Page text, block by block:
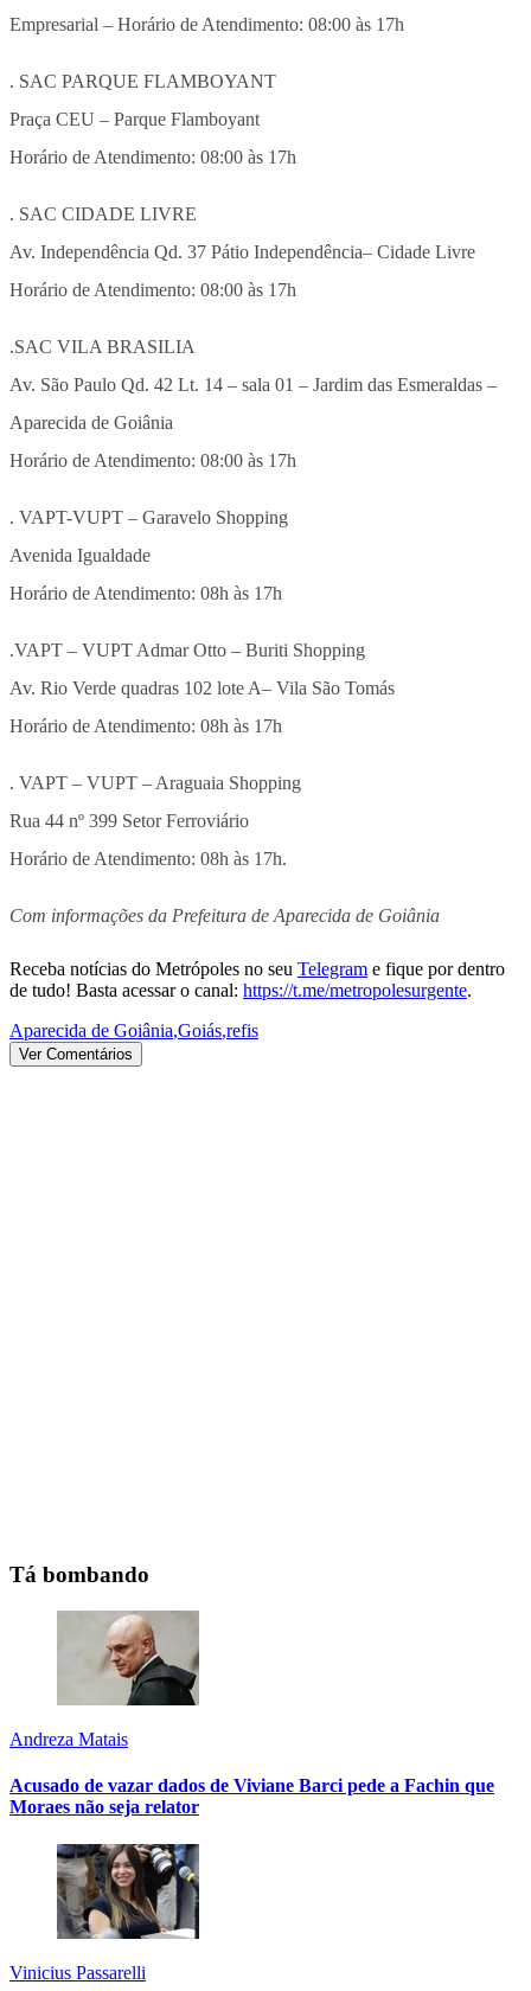
Empresarial – Horário de Atendimento: 08:00 às 17h
. SAC PARQUE FLAMBOYANT
Praça CEU – Parque Flamboyant
Horário de Atendimento: 08:00 às 17h
. SAC CIDADE LIVRE
Av. Independência Qd. 37 Pátio Independência– Cidade Livre
Horário de Atendimento: 08:00 às 17h
.SAC VILA BRASILIA
Av. São Paulo Qd. 42 Lt. 14 – sala 01 – Jardim das Esmeraldas –
Aparecida de Goiânia
Horário de Atendimento: 08:00 às 17h
. VAPT-VUPT – Garavelo Shopping
Avenida Igualdade
Horário de Atendimento: 08h às 17h
.VAPT – VUPT Admar Otto – Buriti Shopping
Av. Rio Verde quadras 102 lote A– Vila São Tomás
Horário de Atendimento: 08h às 17h
. VAPT – VUPT – Araguaia Shopping
Rua 44 nº 399 Setor Ferroviário
Horário de Atendimento: 08h às 17h.
Com informações da Prefeitura de Aparecida de Goiânia
Receba notícias do Metrópoles no seu Telegram e fique por dentro
de tudo! Basta acessar o canal: https://t.me/metropolesurgente.
Aparecida de Goiânia,Goiás,refis
Ver Comentários
Tá bombando
Andreza Matais
Acusado de vazar dados de Viviane Barci pede a Fachin que
Moraes não seja relator
Vinicius Passarelli